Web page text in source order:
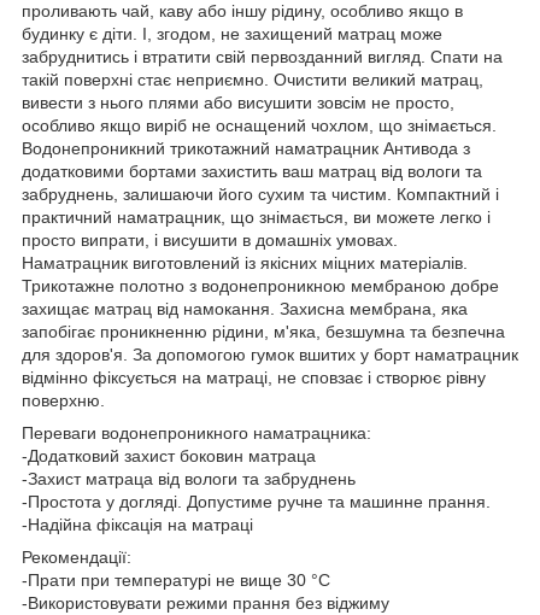
проливають чай, каву або іншу рідину, особливо якщо в
будинку є діти. І, згодом, не захищений матрац може
забруднитись і втратити свій первозданний вигляд. Спати на
такій поверхні стає неприємно. Очистити великий матрац,
вивести з нього плями або висушити зовсім не просто,
особливо якщо виріб не оснащений чохлом, що знімається.
Водонепроникний трикотажний наматрацник Антивода з
додатковими бортами захистить ваш матрац від вологи та
забруднень, залишаючи його сухим та чистим. Компактний і
практичний наматрацник, що знімається, ви можете легко і
просто випрати, і висушити в домашніх умовах.
Наматрацник виготовлений із якісних міцних матеріалів.
Трикотажне полотно з водонепроникною мембраною добре
захищає матрац від намокання. Захисна мембрана, яка
запобігає проникненню рідини, м'яка, безшумна та безпечна
для здоров'я. За допомогою гумок вшитих у борт наматрацник
відмінно фіксується на матраці, не сповзає і створює рівну
поверхню.
Переваги водонепроникного наматрацника:
-Додатковий захист боковин матраца
-Захист матраца від вологи та забруднень
-Простота у догляді. Допустиме ручне та машинне прання.
-Надійна фіксація на матраці
Рекомендації:
-Прати при температурі не вище 30 °C
-Використовувати режими прання без віджиму